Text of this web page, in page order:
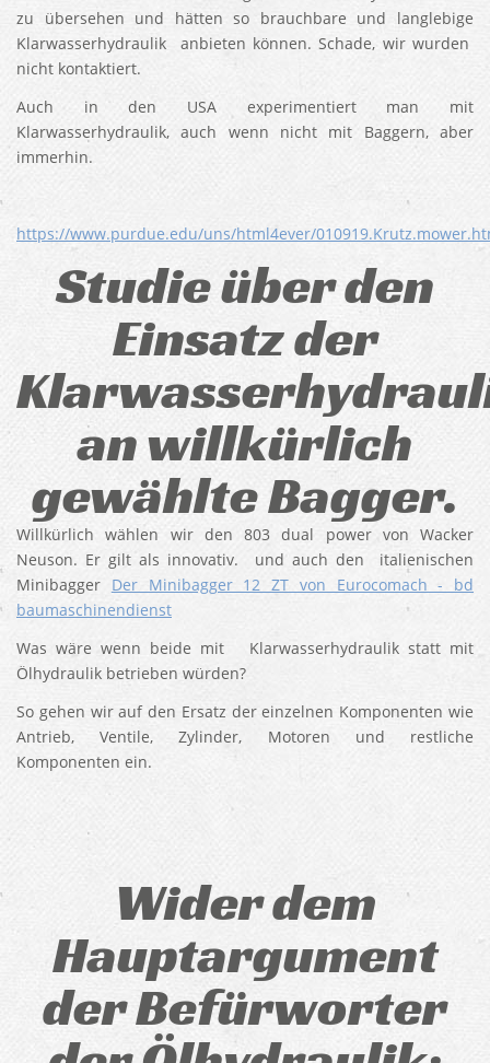
zu übersehen und hätten so brauchbare und langlebige
Klarwasserhydraulik anbieten können. Schade, wir wurden
nicht kontaktiert.
Auch in den USA experimentiert man mit
Klarwasserhydraulik, auch wenn nicht mit Baggern, aber
immerhin.
https://www.purdue.edu/uns/html4ever/
Studie über den
Einsatz der
an willkürlich
gewählte Bagger.
Willkürlich wählen wir den 803 dual power von Wacker
Neuson. Er gilt als innovativ. und auch den italienischen
Minibagger Der Minibagger 12 ZT von Eurocomach - bd
baumaschinendienst
Was wäre wenn beide mit Klarwasserhydraulik statt mit
Ölhydraulik betrieben würden?
So gehen wir auf den Ersatz der einzelnen Komponenten wie
Antrieb, Ventile, Zylinder, Motoren und restliche
Komponenten ein.
Wider dem
Hauptargument
der Befürworter